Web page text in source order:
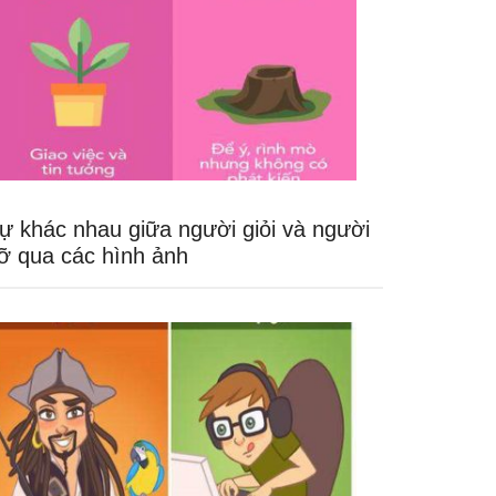
khác nhau giữa người giỏi và người
qua các hình ảnh